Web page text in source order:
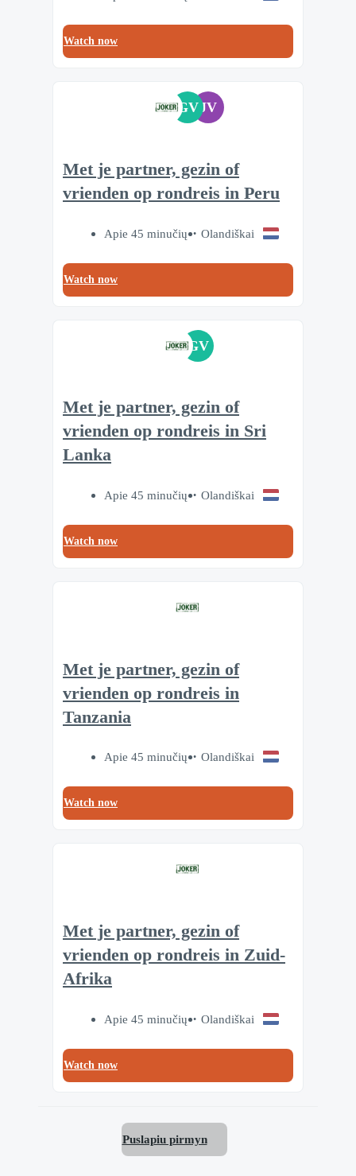
Watch now
GV JV
Met je partner, gezin of
vrienden op rondreis in Peru
Apie 45 minučių Olandiškai
Watch now
GV
Met je partner, gezin of
vrienden op rondreis in Sri
Lanka
Apie 45 minučių Olandiškai
Watch now
Met je partner, gezin of
vrienden op rondreis in
Tanzania
Apie 45 minučių Olandiškai
Watch now
Met je partner, gezin of
vrienden op rondreis in Zuid-
Afrika
Apie 45 minučių Olandiškai
Watch now
Puslapiu pirmyn